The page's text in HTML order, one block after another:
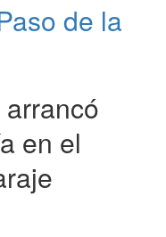
de la
arrancó
en el